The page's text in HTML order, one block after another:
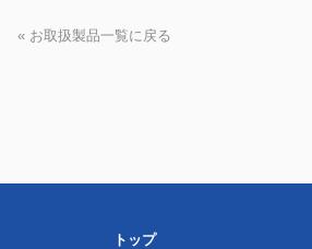
« お取扱製品一覧に戻る
トップ